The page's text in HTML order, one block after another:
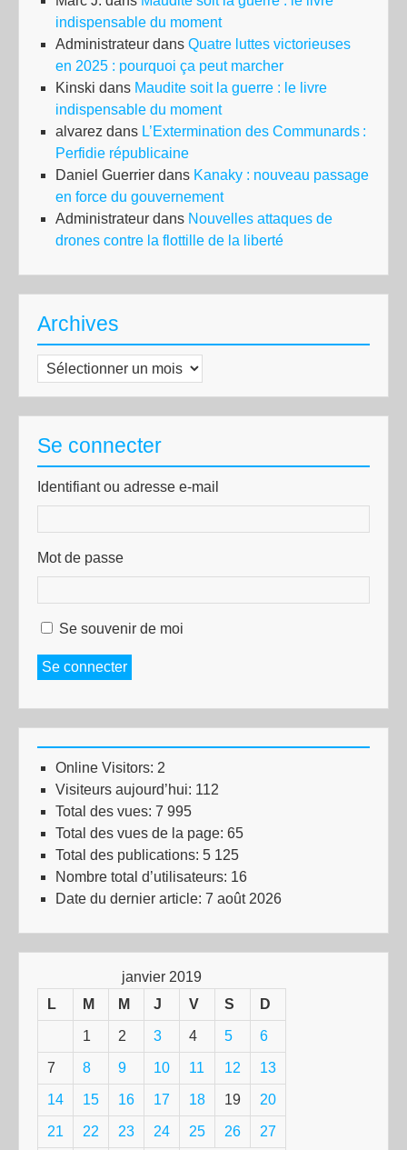
indispensable du moment
Administrateur dans Quatre luttes victorieuses
en 2025 : pourquoi ça peut marcher
Kinski dans Maudite soit la guerre : le livre
indispensable du moment
alvarez dans L’Extermination des Communards :
Perfidie républicaine
Daniel Guerrier dans Kanaky : nouveau passage
en force du gouvernement
Administrateur dans Nouvelles attaques de
drones contre la flottille de la liberté
Archives
Archives
Se connecter
Identifiant ou adresse e-mail
Mot de passe
Se souvenir de moi
Se connecter
Online Visitors: 2
Visiteurs aujourd’hui: 112
Total des vues: 7 995
Total des vues de la page: 65
Total des publications: 5 125
Nombre total d’utilisateurs: 16
Date du dernier article: 7 août 2026
janvier 2019
L
M M J V S D
1 2 3 4 5 6
7 8 9 10 11 12 13
14 15 16 17 18 19 20
21 22 23 24 25 26 27